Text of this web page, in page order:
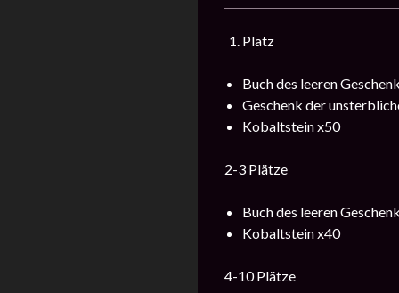
Platz
Buch des leeren
Geschenk der
Kobaltstein x50
2-3 Plätze
Buch des leeren
Kobaltstein x40
4-10 Plätze